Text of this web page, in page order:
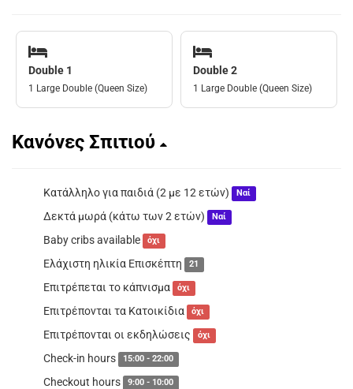
Double 1
1 Large Double (Queen Size)
Double 2
1 Large Double (Queen Size)
Κανόνες Σπιτιού
Κατάλληλο για παιδιά (2 με 12 ετών) Ναί
Δεκτά μωρά (κάτω των 2 ετών) Ναί
Baby cribs available όχι
Ελάχιστη ηλικία Επισκέπτη 21
Επιτρέπεται το κάπνισμα όχι
Επιτρέπονται τα Κατοικίδια όχι
Επιτρέπονται οι εκδηλώσεις όχι
Check-in hours 15:00 - 22:00
Checkout hours 9:00 - 10:00